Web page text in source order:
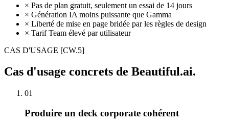
× Pas de plan gratuit, seulement un essai de 14 jours
× Génération IA moins puissante que Gamma
× Liberté de mise en page bridée par les règles de design
× Tarif Team élevé par utilisateur
CAS D'USAGE [CW.5]
Cas d'usage concrets de Beautiful.ai.
01
Produire un deck corporate cohérent